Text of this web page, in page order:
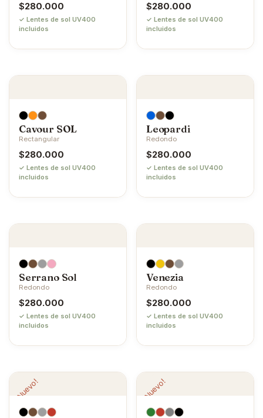
$280.000
✓ Lentes de sol UV400
incluidos
$280.000
✓ Lentes de sol UV400
incluidos
Cavour SOL
Rectangular
$280.000
✓ Lentes de sol UV400
incluidos
Leopardi
Redondo
$280.000
✓ Lentes de sol UV400
incluidos
Serrano Sol
Redondo
$280.000
✓ Lentes de sol UV400
incluidos
Venezia
Redondo
$280.000
✓ Lentes de sol UV400
incluidos
¡Nuevo! ¡Nuevo!